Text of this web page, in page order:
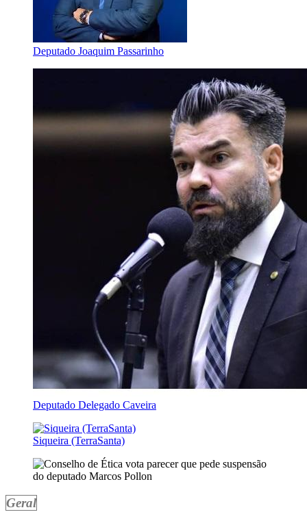
Deputado Joaquim Passarinho
Deputado Delegado Caveira
Siqueira (TerraSanta)
Geral